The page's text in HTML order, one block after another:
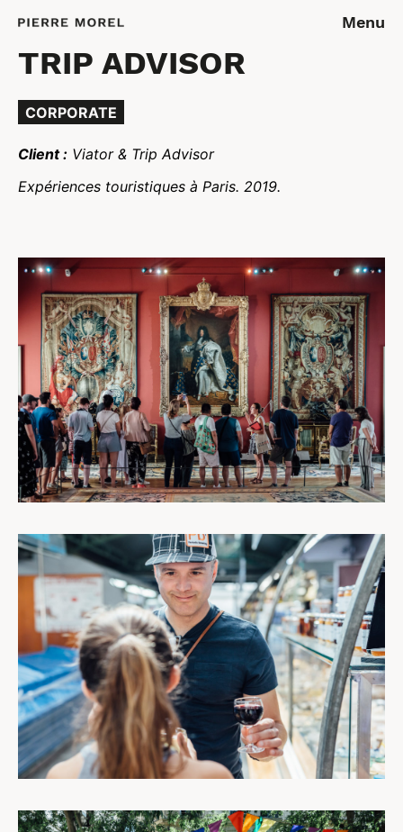
Menu
TRIP ADVISOR
CORPORATE
Client : Viator & Trip Advisor
Expériences touristiques à Paris. 2019.